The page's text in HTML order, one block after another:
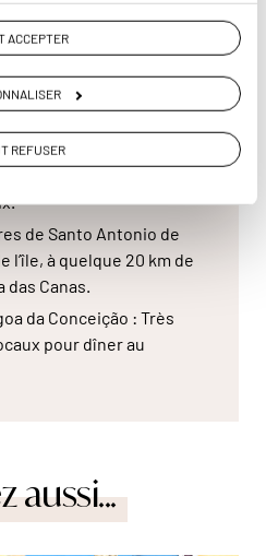
ACCEPTER
REFUSER
de mer de la région…
, Mole, Galheta pour
Lagoinha da Ponta das
de Santo Antonio de
l’île, à quelque 20 km de
das Canas.
da Conceição : Très
pour dîner au
aussi...